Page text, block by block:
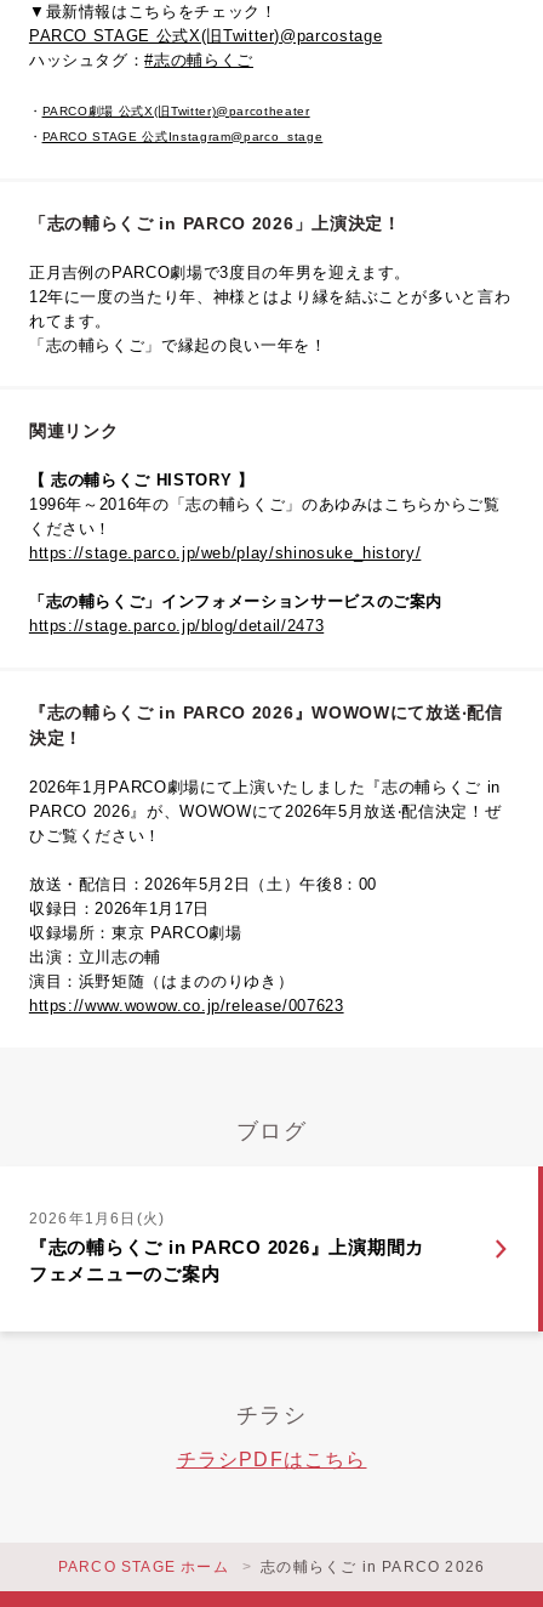
▼最新情報はこちらをチェック！
PARCO STAGE 公式X(旧Twitter)@parcostage
ハッシュタグ：#志の輔らくご
・ PARCO劇場 公式X(旧Twitter)@parcotheater
・ PARCO STAGE 公式Instagram@parco_stage
「志の輔らくご in PARCO 2026」上演決定！
正月吉例のPARCO劇場で3度目の年男を迎えます。
12年に一度の当たり年、神様とはより縁を結ぶことが多いと言わ
れてます。
「志の輔らくご」で縁起の良い一年を！
関連リンク
【 志の輔らくご HISTORY 】
1996年～2016年の「志の輔らくご」のあゆみはこちらからご覧
ください！
https://stage.parco.jp/web/play/shinosuke_history/
「志の輔らくご」インフォメーションサービスのご案内
https://stage.parco.jp/blog/detail/2473
『志の輔らくご in PARCO 2026』WOWOWにて放送‧配信
決定！
2026年1月PARCO劇場にて上演いたしました『志の輔らくご in
PARCO 2026』が、WOWOWにて2026年5⽉放送‧配信決定！ぜ
ひご覧ください！
放送・配信日：2026年5月2日（土）午後8：00
収録日：2026年1月17日
収録場所：東京 PARCO劇場
出演：立川志の輔
演目：浜野矩随（はまののりゆき）
https://www.wowow.co.jp/release/007623
ブログ
2026年1月6日(火)
『志の輔らくご in PARCO 2026』上演期間カ
フェメニューのご案内
チラシ
チラシPDFはこちら
PARCO STAGE ホーム 志の輔らくご in PARCO 2026